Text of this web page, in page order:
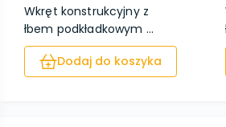
Wkręt konstrukcyjny z
łbem podkładkowym ...
Dodaj do koszyka